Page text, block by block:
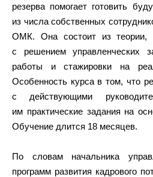
резерва помогает готовить
из числа собственных
ОМК. Она состоит из теории,
с решением управленческих
работы и стажировки на
Особенность курса в том, что
с действующими
им практические задания на
Обучение длится 18 месяцев.
По словам начальника
программ развития кадрового